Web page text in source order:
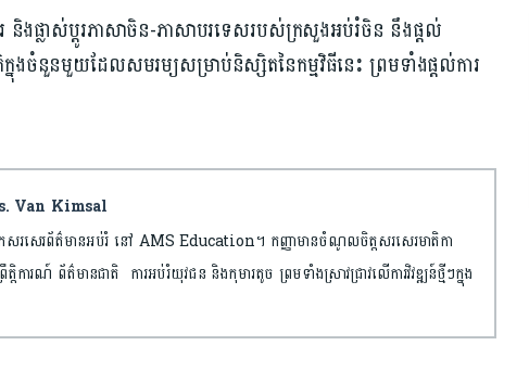
ងផ្លាស់ប្តូរភាសាចិន-ភាសាបរទេសរបស់ក្រសួងអប់រំចិន នឹងផ្តល់
នុងចំនួនមួយដែលសមរម្យសម្រាប់និស្សិតនៃកម្មវិធីនេះ ព្រមទាំងផ្តល់ការ
Van Kimsal
សរសេរព័ត៌មានអប់រំ នៅ AMS Education។ កញ្ញាមានចំណូលចិត្តសរសេរមាតិកា
ការណ៍ ព័ត៌មានជាតិ ការអប់រំយុវជន និងកុមារតូច ព្រមទាំងស្រាវជ្រាវលើការវិវឌ្ឍន៍ថ្មីៗក្នុង